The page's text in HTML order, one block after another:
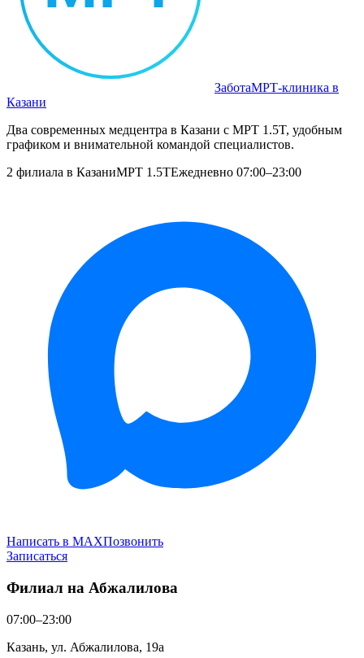
ЗаботаМРТ‑клиника в
Казани
Два современных медцентра в Казани с МРТ 1.5T, удобным
графиком и внимательной командой специалистов.
2 филиала в КазаниМРТ 1.5TЕжедневно 07:00–23:00
Написать в MAXПозвонить
Записаться
Филиал на Абжалилова
07:00–23:00
Казань, ул. Абжалилова, 19а